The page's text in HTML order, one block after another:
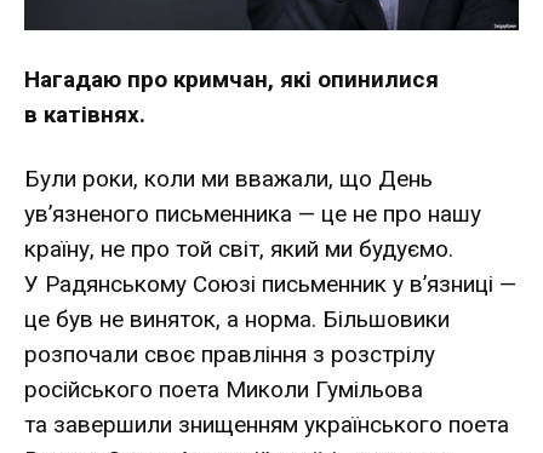
Нагадаю про кримчан, які опинилися
в катівнях.
Були роки, коли ми вважали, що День
ув’язненого письменника — це не про нашу
країну, не про той світ, який ми будуємо.
У Радянському Союзі письменник у в’язниці —
це був не виняток, а норма. Більшовики
розпочали своє правління з розстрілу
російського поета Миколи Гумільова
та завершили знищенням українського поета